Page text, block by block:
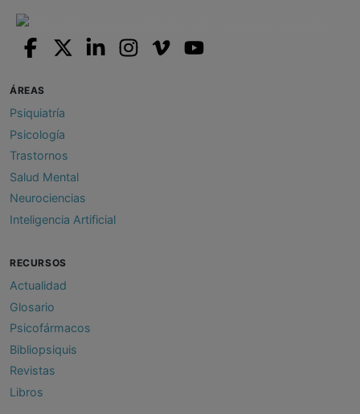
ÁREAS
Psiquiatría
Psicología
Trastornos
Salud Mental
Neurociencias
Inteligencia Artificial
RECURSOS
Actualidad
Glosario
Psicofármacos
Bibliopsiquis
Revistas
Libros